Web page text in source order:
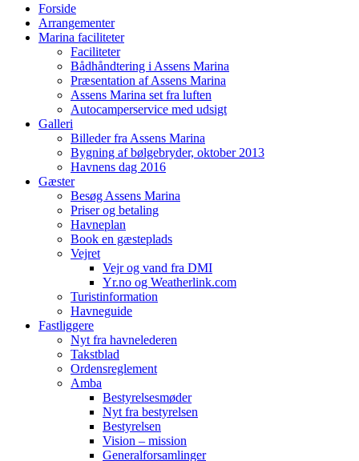
Forside
Arrangementer
Marina faciliteter
Faciliteter
Bådhåndtering i Assens Marina
Præsentation af Assens Marina
Assens Marina set fra luften
Autocamperservice med udsigt
Galleri
Billeder fra Assens Marina
Bygning af bølgebryder, oktober 2013
Havnens dag 2016
Gæster
Besøg Assens Marina
Priser og betaling
Havneplan
Book en gæsteplads
Vejret
Vejr og vand fra DMI
Yr.no og Weatherlink.com
Turistinformation
Havneguide
Fastliggere
Nyt fra havnelederen
Takstblad
Ordensreglement
Amba
Bestyrelsesmøder
Nyt fra bestyrelsen
Bestyrelsen
Vision – mission
Generalforsamlinger